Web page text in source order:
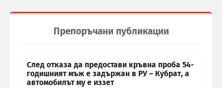
Препоръчани публикации
След отказа да предостави кръвна проба 54-
годишният мъж е задържан в РУ – Кубрат, а
автомобилът му е иззет